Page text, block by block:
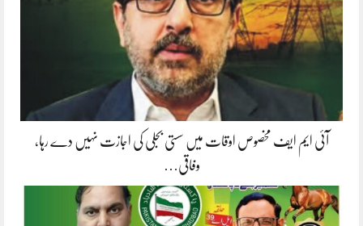
آئی ایم ایف مخصوص اوقات میں سستی بجلی کی اجازت نہیں دے رہا،
وفاقی…